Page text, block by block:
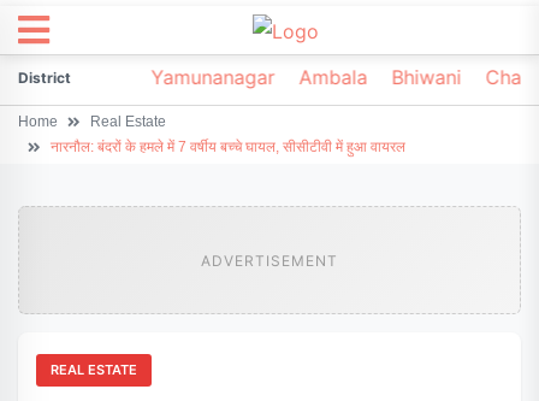
DistrictSonipat Yamunanagar Ambala Bhiwani
Home
Real Estate
नारनौल: बंदरों के हमले में 7 वर्षीय बच्चे घायल, सीसीटीवी में हुआ वायरल
ADVERTISEMENT
REAL ESTATE